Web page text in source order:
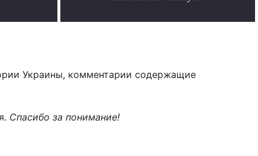
Украины, комментарии содержащие
Спасибо за понимание!